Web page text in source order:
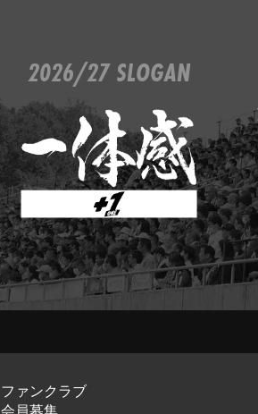
2026/27 SLOGAN
ファンクラブ
会員募集